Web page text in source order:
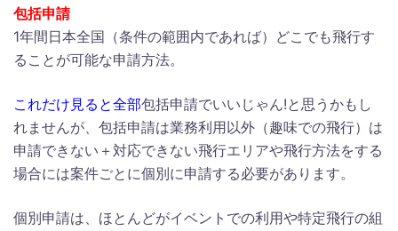
包括申請
1年間日本全国（条件の範囲内であれば）どこでも飛行す
ることが可能な申請方法。
これだけ見ると全部包括申請でいいじゃん!と思うかもし
れませんが、包括申請は業務利用以外（趣味での飛行）は
申請できない＋対応できない飛行エリアや飛行方法をする
場合には案件ごとに個別に申請する必要があります。
個別申請は、ほとんどがイベントでの利用や特定飛行の組